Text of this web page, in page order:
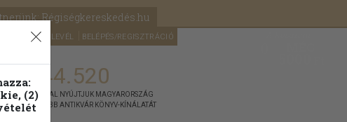
Régiségkereskedés.hu
HÍRLEVÉL BELÉPÉS/REGISZTRÁCIÓ
1.144.520
KIADVÁNNYAL NYÚJTJUK MAGYARORSZÁG
LEGNAGYOBB ANTIKVÁR KÖNYV-KÍNÁLATÁT
(2)